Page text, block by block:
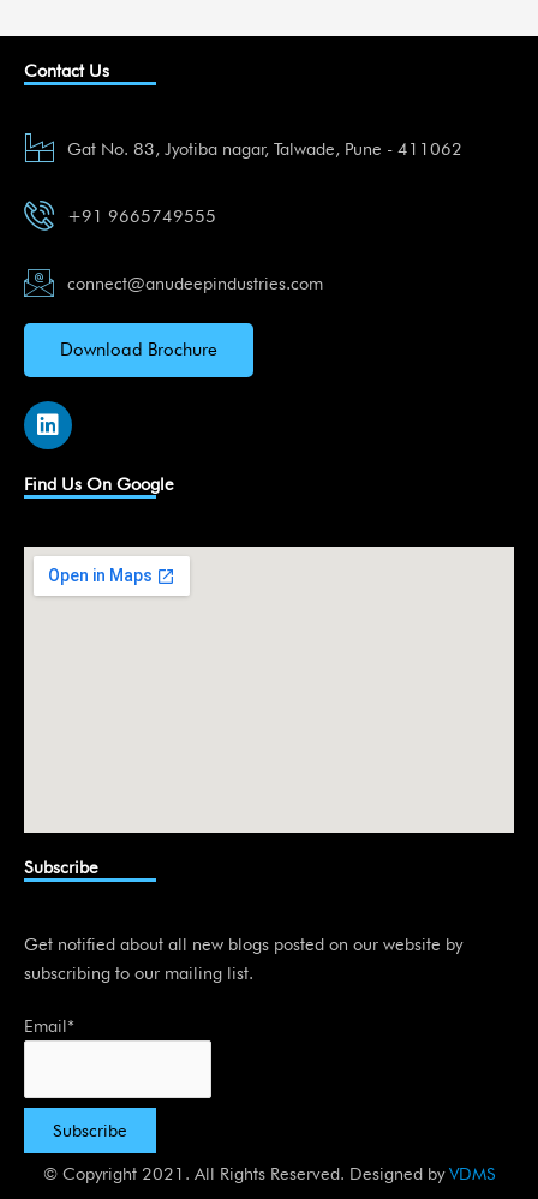
Contact Us
Gat No. 83, Jyotiba nagar, Talwade, Pune - 411062
+91 9665749555
connect@anudeepindustries.com
Download Brochure
L
i
k
e
i
n
Find Us On Google
Subscribe
Get notified about all new blogs posted on our website by
subscribing to our mailing list.
Email*
© Copyright 2021. All Rights Reserved. Designed byVDMS